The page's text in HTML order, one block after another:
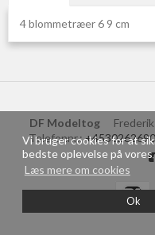
Vi bruger cookies for at
bedste oplevelse på vores
Læs mere om cookies
Ok
4 blommetræer 6 9 cm
DF Modeltog
Telefonnr.: +4530262690